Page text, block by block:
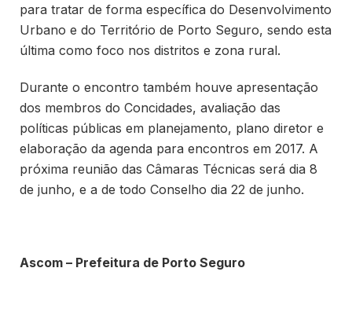
para tratar de forma específica do Desenvolvimento
Urbano e do Território de Porto Seguro, sendo esta
última como foco nos distritos e zona rural.
Durante o encontro também houve apresentação
dos membros do Concidades, avaliação das
políticas públicas em planejamento, plano diretor e
elaboração da agenda para encontros em 2017. A
próxima reunião das Câmaras Técnicas será dia 8
de junho, e a de todo Conselho dia 22 de junho.
Ascom – Prefeitura de Porto Seguro